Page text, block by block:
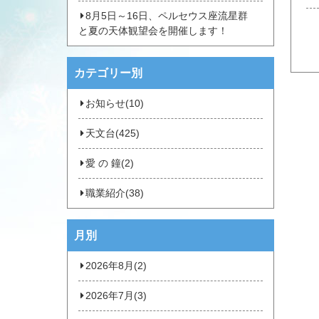
8月5日～16日、ペルセウス座流星群
と夏の天体観望会を開催します！
カテゴリー別
お知らせ(10)
天文台(425)
愛 の 鐘(2)
職業紹介(38)
月別
2026年8月(2)
2026年7月(3)